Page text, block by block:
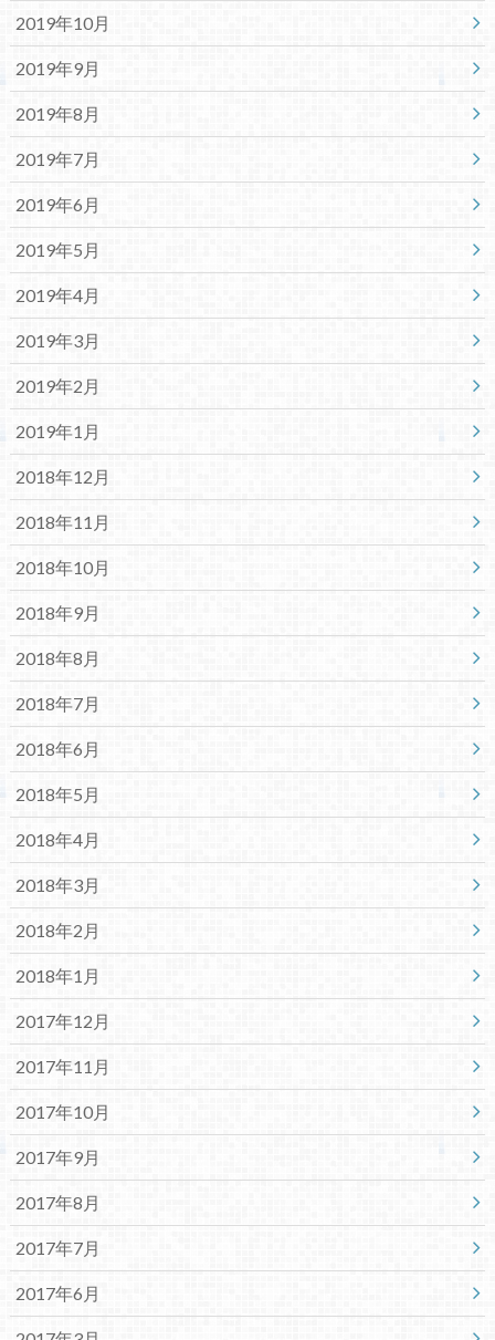
2019年10月
2019年9月
2019年8月
2019年7月
2019年6月
2019年5月
2019年4月
2019年3月
2019年2月
2019年1月
2018年12月
2018年11月
2018年10月
2018年9月
2018年8月
2018年7月
2018年6月
2018年5月
2018年4月
2018年3月
2018年2月
2018年1月
2017年12月
2017年11月
2017年10月
2017年9月
2017年8月
2017年7月
2017年6月